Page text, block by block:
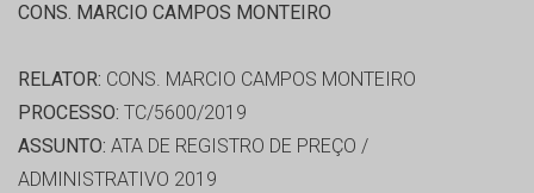
CONS. MARCIO CAMPOS MONTEIRO
RELATOR: CONS. MARCIO CAMPOS MONTEIRO
PROCESSO: TC/5600/2019
ASSUNTO: ATA DE REGISTRO DE PREÇO /
ADMINISTRATIVO 2019